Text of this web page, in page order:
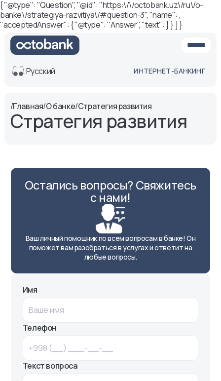
{ "@type": "Question", "@id": "https:\/\/octobank.uz\/ru\/o-
banke\/strategiya-razvitiya\/#question-3", "name": ,
"acceptedAnswer": { "@type": "Answer", "text": } } ] }
Вид
Обычная
версия
Черно-
белая
Размер шрифта
Русский ИНТЕРНЕТ-БАНКИНГ
/Главная/О банке/Стратегия развития
Стратегия развития
Остались вопросы? Свяжитесь
с нами!
Ваш личный помощник по всем вопросам в банке! Он
поможет вам разобраться в услугах и ответит на
любые вопросы.
Имя
Телефон
Текст вопроса